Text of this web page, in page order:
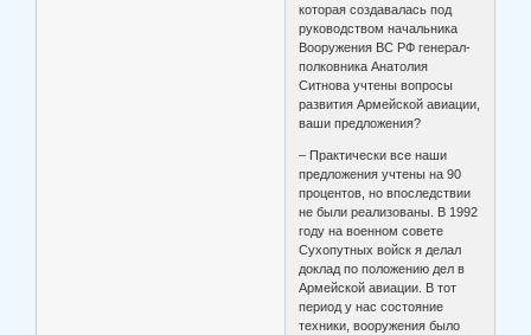
которая создавалась под
руководством начальника
Вооружения ВС РФ генерал-
полковника Анатолия
Ситнова учтены вопросы
развития Армейской авиации,
ваши предложения?
– Практически все наши
предложения учтены на 90
процентов, но впоследствии
не были реализованы. В 1992
году на военном совете
Сухопутных войск я делал
доклад по положению дел в
Армейской авиации. В тот
период у нас состояние
техники, вооружения было